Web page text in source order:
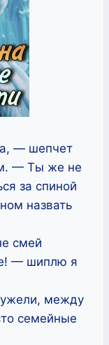
— шепчет
— Ты же не
за спиной
назвать
смей
— шиплю я
между
семейные